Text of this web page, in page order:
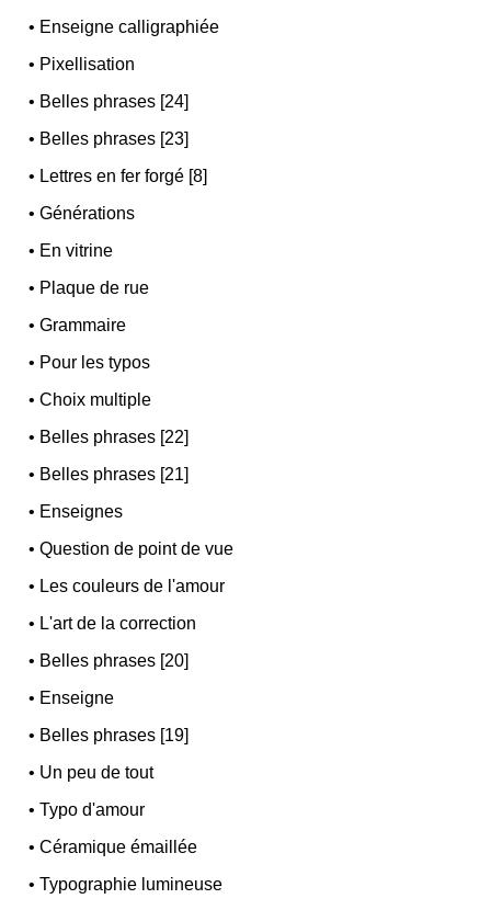
• Enseigne calligraphiée
• Pixellisation
• Belles phrases [24]
• Belles phrases [23]
• Lettres en fer forgé [8]
•Générations
• En vitrine
• Plaque de rue
•Grammaire
• Pour les typos
•Choix multiple
• Belles phrases [22]
• Belles phrases [21]
• Enseignes
•Question de point de vue
• Les couleurs de l'amour
• L'art de la correction
• Belles phrases [20]
• Enseigne
• Belles phrases [19]
• Un peu de tout
•Typo d'amour
•Céramique émaillée
•Typographie lumineuse